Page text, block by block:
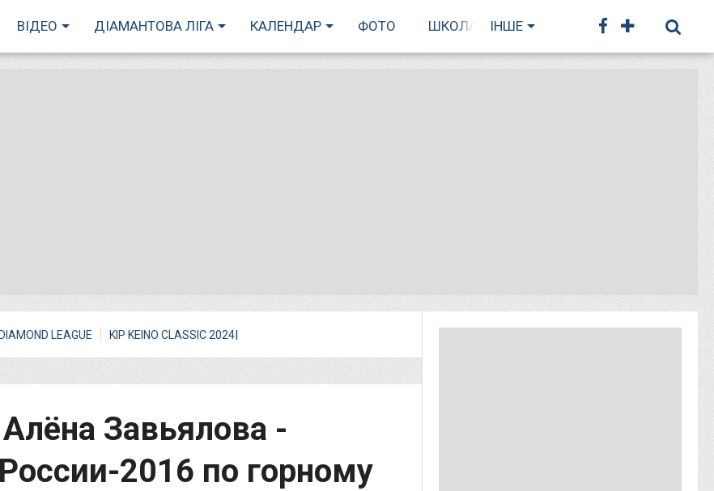
ВІДЕО ДІАМАНТОВА ЛІГА КАЛЕНДАР ФОТО ШКОЛА БІГУ
ІНШЕ
LEAGUE I
KIP KEINO CLASSIC 2024
Завьялова -
2016 по горному